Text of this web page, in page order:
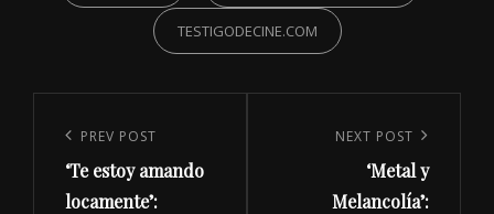
TESTIGODECINE.COM
entradas
Previous
Post
PREV POST
‘Te estoy amando
locamente’:
NEXT POST
‘Metal y
Melancolía’: